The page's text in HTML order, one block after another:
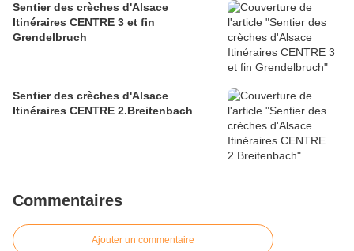
Sentier des crèches d'Alsace
Itinéraires CENTRE 3 et fin
Grendelbruch
Sentier des crèches d'Alsace
Itinéraires CENTRE 2.Breitenbach
Commentaires
Ajouter un commentaire